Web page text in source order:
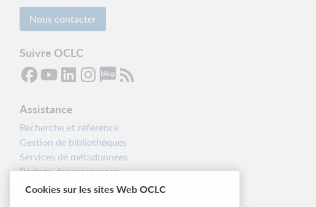
Nous contacter
Suivre OCLC
Assistance
Recherche et référence
Gestion de bibliothèques
Services de métadonnées
Partage des ressources
Boîte à outils des bibliothécaires
Cookies sur les sites Web OCLC